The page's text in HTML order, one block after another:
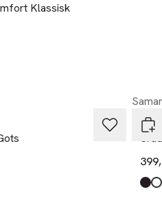
Klassisk
för en ren smart-casual look.
sneakers för att hålla
total